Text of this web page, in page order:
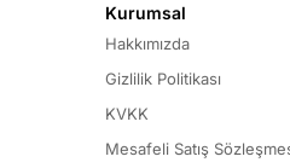
Kurumsal
Hakkımızda
Gizlilik Politikası
KVKK
Mesafeli Satış